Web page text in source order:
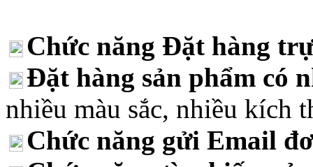
Chức năng Đặt hàng
Đặt hàng sản phẩm có
nhiều màu sắc, nhiều kích
Chức năng gửi Email